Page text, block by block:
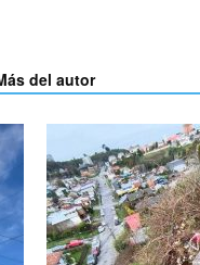
del autor